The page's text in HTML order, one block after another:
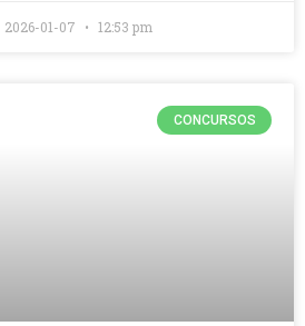
2026-01-07 12:53 pm
CONCURSOS